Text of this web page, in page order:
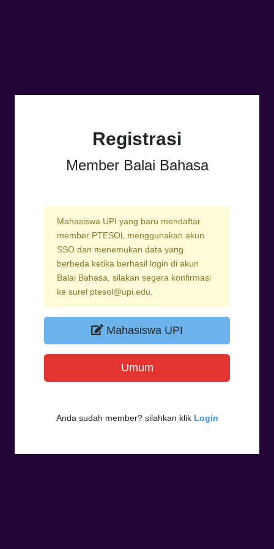
Registrasi
Member Balai Bahasa
Mahasiswa UPI yang baru mendaftar
member PTESOL menggunakan akun
SSO dan menemukan data yang
berbeda ketika berhasil login di akun
Balai Bahasa, silakan segera konfirmasi
ke surel ptesol@upi.edu.
Mahasiswa UPI
Umum
Anda sudah member? silahkan klik Login